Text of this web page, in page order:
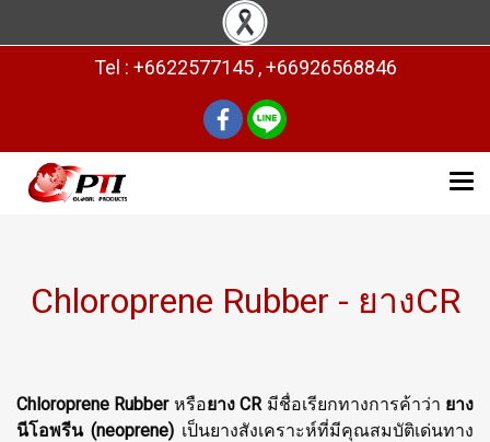
Tel : +6622577145 , +66926568846
Chloroprene Rubber - ยางCR
Chloroprene Rubberหรือยาง CRมีชื่อเรียกทางการค้าว่า ยาง
นีโอพรีน (neoprene) เป็นยางสังเคราะห์ที่มีคุณสมบัติเด่นทาง